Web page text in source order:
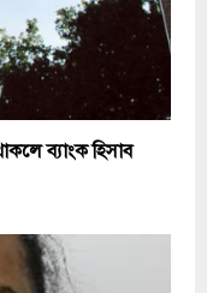
ব্যাংক হিসাব